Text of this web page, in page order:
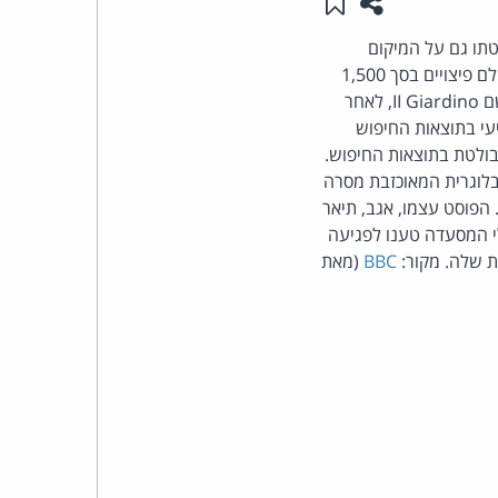
גם על המיקום
הגבוה של הביקורת במנוע החיפוש גוגל. ביהמ"ש חייב את הבלוגרית לתקן את כותרת הפרסום ולשלם פיצויים בסך 1,500
אירו למסעדה וכן הוצאות בסך 1,000 אירו. הבלוגרית, קרולין דודט, נתבעה על-ידי בעלי מסעדה בשם II Giardino, לאחר
בתוצאות החיפוש
בתוצאות החיפוש.
בעקבות העובדה כי לבלוג של דודט כ-3,000 עוקבים. הבלוגרית המאוכזבת מסרה
הפוסט עצמו, אגב, תיאר
לרבות יחס דומה מצד בעלי המסעדה במהלך ביקור בה ב-2013. בעלי המסעדה טענו לפגיעה
שלה. מקור: BBC (מאת